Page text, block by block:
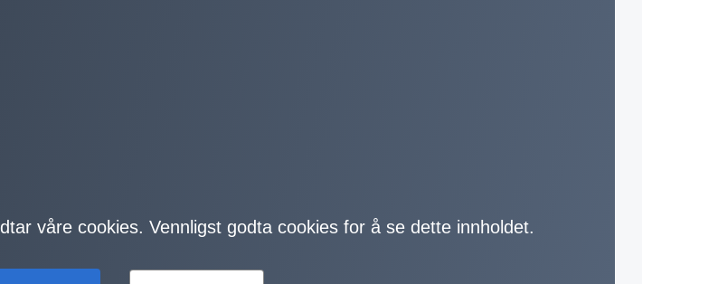
våre cookies. Vennligst godta cookies for å se dette innholdet.